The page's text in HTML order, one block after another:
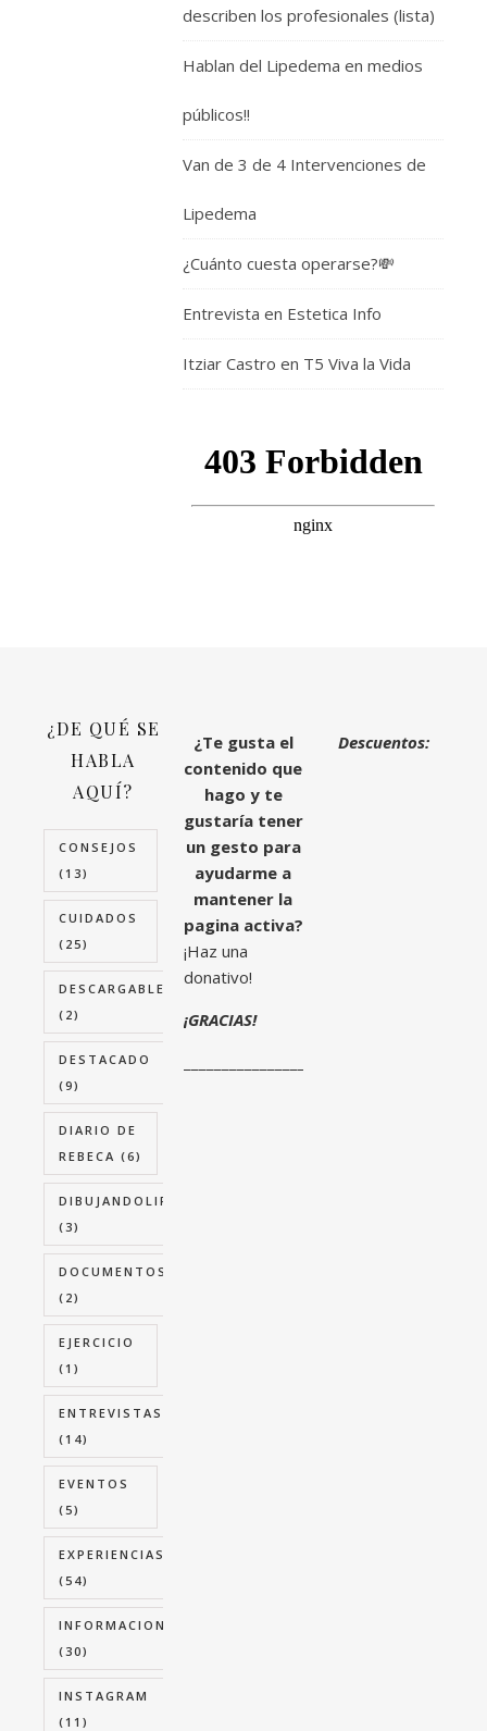
describen los profesionales (lista)
Hablan del Lipedema en medios
públicos!!
Van de 3 de 4 Intervenciones de
Lipedema
¿Cuánto cuesta operarse?💸
Entrevista en Estetica Info
Itziar Castro en T5 Viva la Vida
¿DE QUÉ SE
HABLA
AQUÍ?
CONSEJOS
(13)
CUIDADOS
(25)
DESCARGABLES
(2)
DESTACADO
(9)
DIARIO DE
REBECA (6)
DIBUJANDOLIPEDEMA
(3)
DOCUMENTOS
(2)
EJERCICIO
(1)
ENTREVISTAS
(14)
EVENTOS
(5)
EXPERIENCIAS
(54)
INFORMACION
(30)
INSTAGRAM
(11)
¿Te gusta el
contenido que
hago y te
gustaría tener
un gesto para
ayudarme a
mantener la
pagina activa?
¡Haz una
donativo!
¡GRACIAS!
Descuentos: